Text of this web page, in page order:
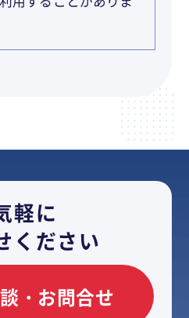
軽に
ください
・お問合せ